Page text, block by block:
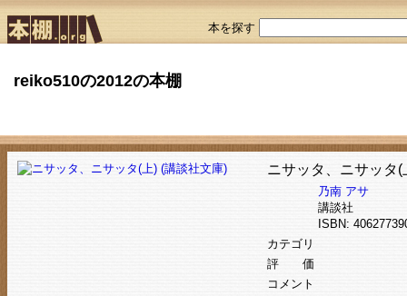
本を探す
reiko510の2012の本棚
ニサッタ、ニサッタ(
乃南 アサ
講談社
ISBN:
カテゴリ
評 価
コメント